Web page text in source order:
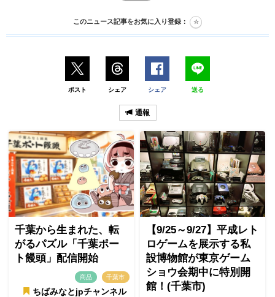
このニュース記事をお気に入り登録：
ポスト シェア シェア 送る
通報
千葉から生まれた、転
がるパズル「千葉ポー
ト饅頭」配信開始
商品 千葉市
ちばみなとjpチャンネル
【9/25～9/27】平成レト
ロゲームを展示する私
設博物館が東京ゲーム
ショウ会期中に特別開
館！(千葉市)